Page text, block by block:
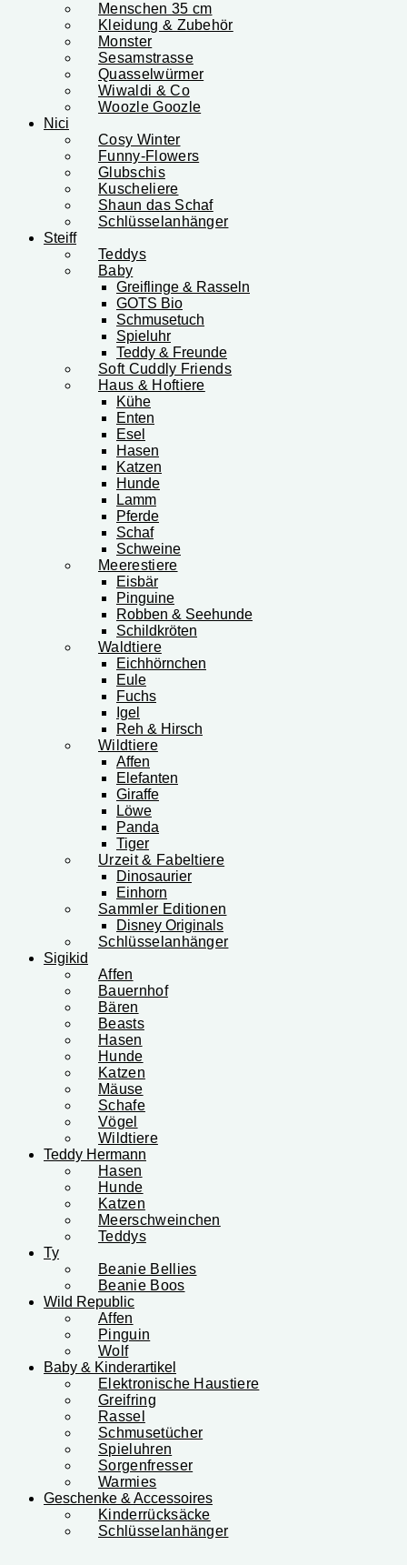
Menschen 35 cm
Kleidung & Zubehör
Monster
Sesamstrasse
Quasselwürmer
Wiwaldi & Co
Woozle Goozle
Nici
Cosy Winter
Funny-Flowers
Glubschis
Kuscheliere
Shaun das Schaf
Schlüsselanhänger
Steiff
Teddys
Baby
Greiflinge & Rasseln
GOTS Bio
Schmusetuch
Spieluhr
Teddy & Freunde
Soft Cuddly Friends
Haus & Hoftiere
Kühe
Enten
Esel
Hasen
Katzen
Hunde
Lamm
Pferde
Schaf
Schweine
Meerestiere
Eisbär
Pinguine
Robben & Seehunde
Schildkröten
Waldtiere
Eichhörnchen
Eule
Fuchs
Igel
Reh & Hirsch
Wildtiere
Affen
Elefanten
Giraffe
Löwe
Panda
Tiger
Urzeit & Fabeltiere
Dinosaurier
Einhorn
Sammler Editionen
Disney Originals
Schlüsselanhänger
Sigikid
Affen
Bauernhof
Bären
Beasts
Hasen
Hunde
Katzen
Mäuse
Schafe
Vögel
Wildtiere
Teddy Hermann
Hasen
Hunde
Katzen
Meerschweinchen
Teddys
Ty
Beanie Bellies
Beanie Boos
Wild Republic
Affen
Pinguin
Wolf
Baby & Kinderartikel
Elektronische Haustiere
Greifring
Rassel
Schmusetücher
Spieluhren
Sorgenfresser
Warmies
Geschenke & Accessoires
Kinderrücksäcke
Schlüsselanhänger